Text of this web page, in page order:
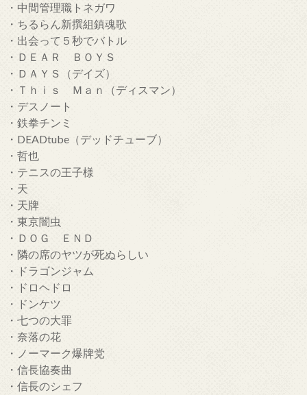
・中間管理職トネガワ
・ちるらん新撰組鎮魂歌
・出会って５秒でバトル
・ＤＥＡＲ ＢＯＹＳ
・ＤＡＹＳ（デイズ）
・Ｔｈｉｓ Ｍａｎ（ディスマン）
・デスノート
・鉄拳チンミ
・DEADtube（デッドチューブ）
・哲也
・テニスの王子様
・天
・天牌
・東京闇虫
・ＤＯＧ ＥＮＤ
・隣の席のヤツが死ぬらしい
・ドラゴンジャム
・ドロヘドロ
・ドンケツ
・七つの大罪
・奈落の花
・ノーマーク爆牌党
・信長協奏曲
・信長のシェフ